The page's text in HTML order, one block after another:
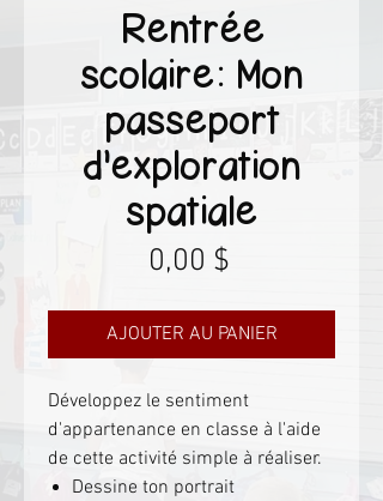
Rentrée
scolaire: Mon
passeport
d'exploration
spatiale
0,00 $Prix
AJOUTER AU PANIER
Développez le sentiment
d'appartenance en classe à l'aide
de cette activité simple à réaliser.
Dessine ton portrait